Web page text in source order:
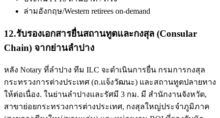
ล่ามอังกฤษ/Western retirees on-demand
12.รับรองเอกสารยื่นสถานทูตและกงสุล (Consular
Chain) จากย่านลำปาง
หลัง Notary ที่ลำปาง ทีม ILC จะดำเนินการยื่น กรมการกงสุล
กระทรวงการต่างประเทศ (ถ.แจ้งวัฒนะ) และสถานทูตปลายทาง
ให้ต่อเนื่อง. ในย่านลำปางและรัศมี 3 กม. มี สำนักงานจังหวัด,
สาขาย่อยกระทรวงการต่างประเทศ, กงสุลใหญ่ประจำภูมิภาค